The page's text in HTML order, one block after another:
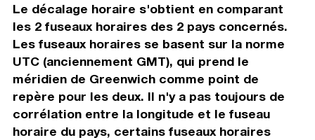
Le décalage horaire s'obtient en comparant
les 2 fuseaux horaires des 2 pays concernés.
Les fuseaux horaires se basent sur la norme
UTC (anciennement GMT), qui prend le
méridien de Greenwich comme point de
repère pour les deux. Il n'y a pas toujours de
corrélation entre la longitude et le fuseau
horaire du pays, certains fuseaux horaires